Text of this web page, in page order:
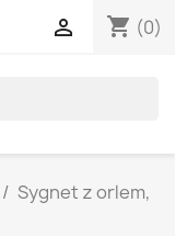
shopping_cart (0)

Sygnet z orlem,